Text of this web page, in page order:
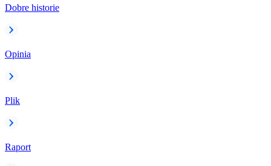
Dobre historie
Opinia
Plik
Raport